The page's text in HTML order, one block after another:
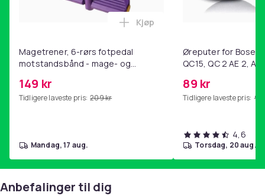
Magetrener, 6-rørs fotpedal
motstandsbånd - mage- og
hjemmegymnastikk Purple
149 kr
Tidligere laveste pris: 209 kr
Legg Magetrener, 6-rørs
Kjøp
mandag, 17 aug.
Øreputer for Bose
QC15, QC 2 AE 2, AE
89 kr
Tidligere laveste pris: 99
4,6
torsdag, 20 aug.
Anbefalinger til dig